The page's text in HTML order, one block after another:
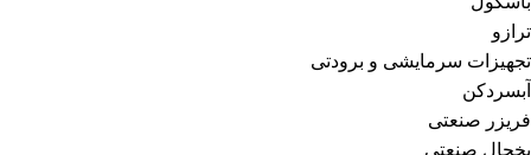
ترازو
تجهیزات سرمایشی و برودتی
آبسردکن
فریزر صنعتی
یخچال صنعتی